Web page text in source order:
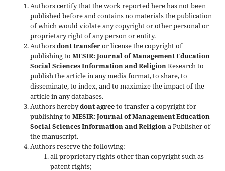
Authors certify that the work reported here has not been
published before and contains no materials the publication
of which would violate any copyright or other personal or
proprietary right of any person or entity.
Authorsdont transferor license the copyright of
publishing to MESIR: Journal of Management Education
Social Sciences Information and ReligionResearch to
publish the article in any media format, to share, to
disseminate, to index, and to maximize the impact of the
article in any databases.
Authors herebydont agreeto transfer a copyright for
publishing to MESIR: Journal of Management Education
Social Sciences Information and Religiona Publisher of
the manuscript.
Authors reserve the following:
all proprietary rights other than copyright such as
patent rights;